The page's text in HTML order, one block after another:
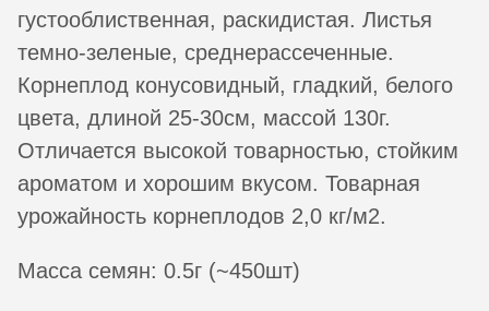
густооблиственная, раскидистая. Листья
темно-зеленые, среднерассеченные.
Корнеплод конусовидный, гладкий, белого
цвета, длиной 25-30см, массой 130г.
Отличается высокой товарностью, стойким
ароматом и хорошим вкусом. Товарная
урожайность корнеплодов 2,0 кг/м2.
Масса семян: 0.5г (~450шт)